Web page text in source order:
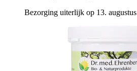
Bezorging uiterlijk op 13. augustus